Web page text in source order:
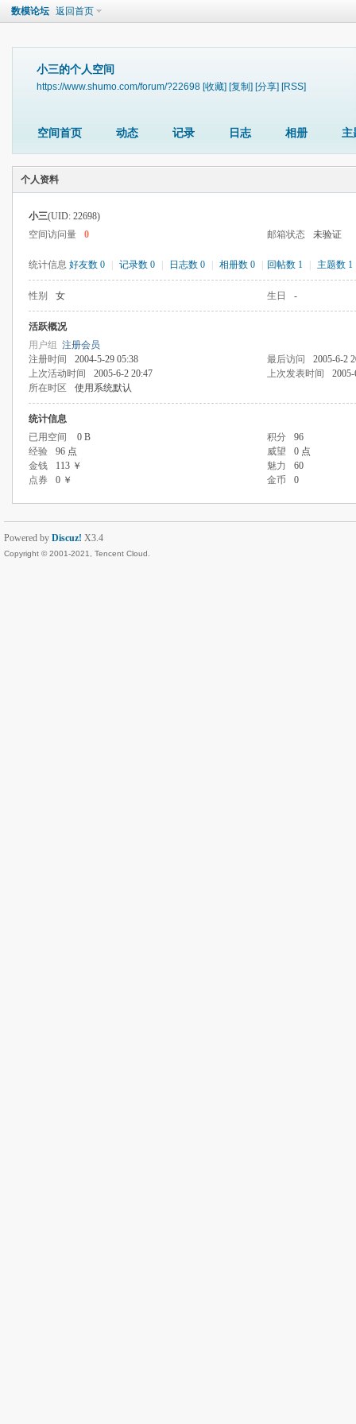
数模论坛 返回首页
小三的个人空间
https://www.shumo.com/forum/?22698 [收藏] [复制] [分享] [RSS]
空间首页 动态 记录 日志 相册 主
个人资料
小三(UID: 22698)
空间访问量
0 邮箱状态 未验证
统计信息 好友数 0 记录数 0 日志数 0 相册数 0 回帖数 1 主题数 1
性别 女 生日 -
活跃概况
用户组 注册会员
注册时间
2004-5-29 05:38 最后访问
2005-6-2
上次活动时间
2005-6-2 20:47 上次发表时间
所在时区
使用系统默认
统计信息
已用空间
0 B 积分
96
经验
96 点 威望
0 点
金钱
113 ￥ 魅力
60
点券
0 ￥ 金币 0
Powered by Discuz! X3.4
Copyright © 2001-2021, Tencent Cloud.